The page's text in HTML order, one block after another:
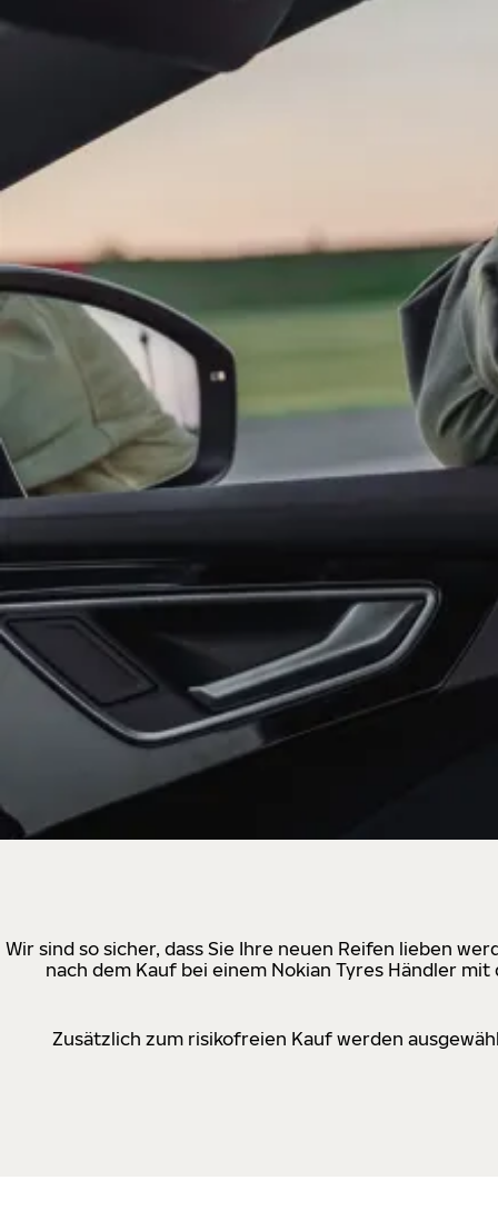
Wir sind so sicher, dass Sie Ihre neuen Reifen lieben
nach dem Kauf bei einem Nokian Tyres Händler
Zusätzlich zum risikofreien Kauf werden